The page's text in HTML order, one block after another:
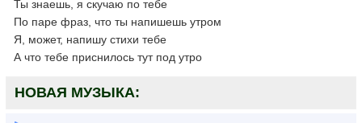
Ты знаешь, я скучаю по тебе
По паре фраз, что ты напишешь утром
Я, может, напишу стихи тебе
А что тебе приснилось тут под утро
НОВАЯ МУЗЫКА: